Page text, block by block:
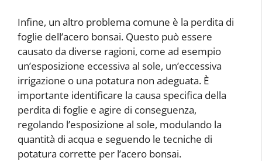
Infine, un altro problema comune è la perdita di
foglie dell’acero bonsai. Questo può essere
causato da diverse ragioni, come ad esempio
un’esposizione eccessiva al sole, un’eccessiva
irrigazione o una potatura non adeguata. È
importante identificare la causa specifica della
perdita di foglie e agire di conseguenza,
regolando l’esposizione al sole, modulando la
quantità di acqua e seguendo le tecniche di
potatura corrette per l’acero bonsai.